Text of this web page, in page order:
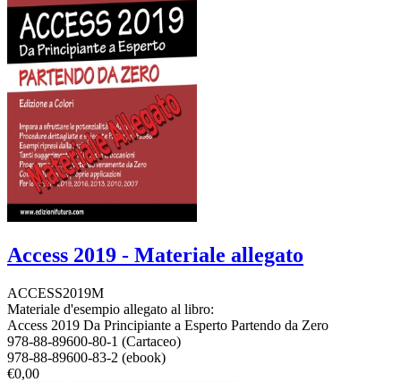
Access 2019 - Materiale allegato
ACCESS2019M
Materiale d'esempio allegato al libro:
Access 2019 Da Principiante a Esperto Partendo da Zero
978-88-89600-80-1 (Cartaceo)
978-88-89600-83-2 (ebook)
€0,00